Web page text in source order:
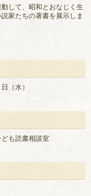
して、昭和とおなじく生
家たちの著書を展示しま
（水）
も読書相談室